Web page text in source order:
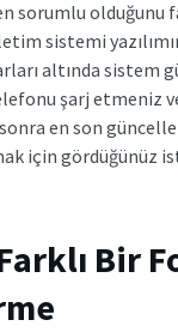
sorumlu olduğunu
sistemi
altında sistem
şarj etmeniz
en son
için gördüğünüz
Bir